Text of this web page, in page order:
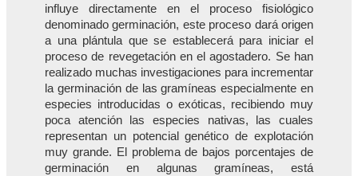
influye directamente en el proceso fisiológico
denominado germinación, este proceso dará origen
a una plántula que se establecerá para iniciar el
proceso de revegetación en el agostadero. Se han
realizado muchas investigaciones para incrementar
la germinación de las gramíneas especialmente en
especies introducidas o exóticas, recibiendo muy
poca atención las especies nativas, las cuales
representan un potencial genético de explotación
muy grande. El problema de bajos porcentajes de
germinación en algunas gramíneas, está